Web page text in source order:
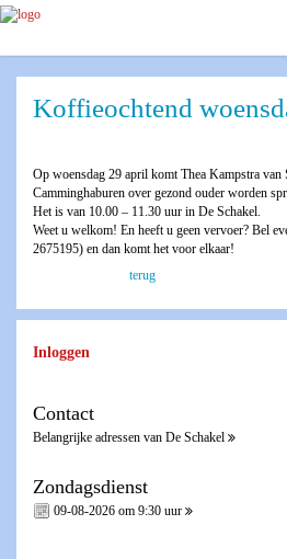
Koffieochtend
Op woensdag 29 april komt Thea Kampstra van
Camminghaburen over gezond ouder worden
Het is van 10.00 – 11.30 uur in De Schakel.
Weet u welkom! En heeft u geen vervoer? Bel
2675195) en dan komt het voor elkaar!
terug
Inloggen
Contact
Belangrijke adressen van De Schakel
Zondagsdienst
09-08-2026 om 9:30 uur